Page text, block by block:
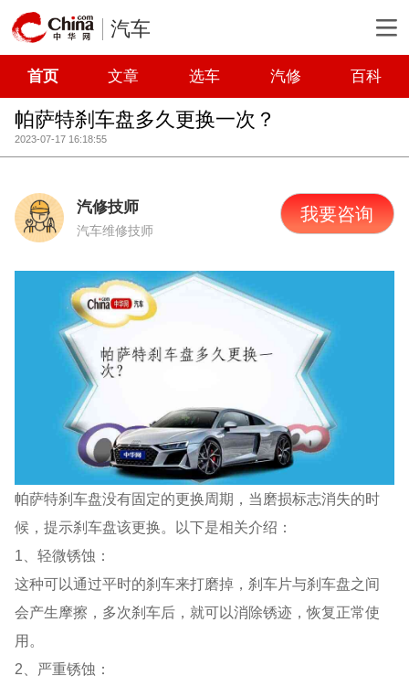
汽车
首页 文章 选车 汽修 百科
帕萨特刹车盘多久更换一次？
2023-07-17 16:18:55
汽修技师
汽车维修技师
我要咨询
帕萨特刹车盘没有固定的更换周期，当磨损标志消失的时
候，提示刹车盘该更换。以下是相关介绍：
1、轻微锈蚀：
这种可以通过平时的刹车来打磨掉，刹车片与刹车盘之间
会产生摩擦，多次刹车后，就可以消除锈迹，恢复正常使
用。
2、严重锈蚀：